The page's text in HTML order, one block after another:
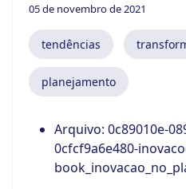
05 de novembro de 2021
tendências
planejamento
Arquivo: 0c89010e-
0cfcf9a6e480-